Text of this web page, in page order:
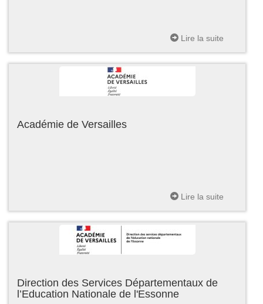
Lire la suite
Académie de Versailles
Lire la suite
Direction des Services Départementaux de
l’Education Nationale de l'Essonne